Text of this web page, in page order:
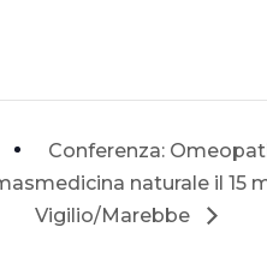
Conferenza:
medicina naturale il 15
Vigilio/Marebbe